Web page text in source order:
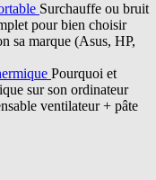
Surchauffe ou bruit
pour bien choisir
sa marque (Asus, HP,
Pourquoi et
sur son ordinateur
ventilateur + pâte